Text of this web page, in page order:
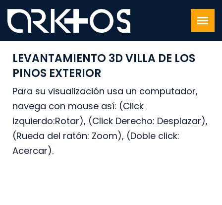
LEVANTAMIENTO 3D VILLA DE LOS
PINOS EXTERIOR
Para su visualización usa un computador,
navega con mouse así: (Click
izquierdo:Rotar), (Click Derecho: Desplazar),
(Rueda del ratón: Zoom), (Doble click:
Acercar).